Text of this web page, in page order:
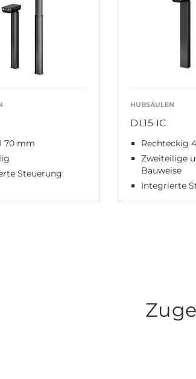
70 mm
Steuerung
HUBSÄULEN
DL15 IC
Rechteckig
Zweiteilige
Bauweise
Integrierte